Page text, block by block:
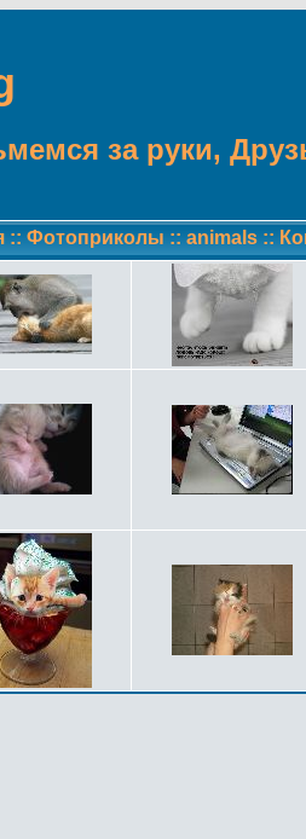
за руки,
:: Фотоприколы :: animals ::